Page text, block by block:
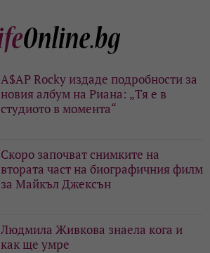
A$AP Rocky издаде подробности за
новия албум на Риана: „Тя е в
студиото в момента“
Скоро започват снимките на
втората част на биографичния филм
за Майкъл Джексън
Людмила Живкова знаела кога и
как ще умре